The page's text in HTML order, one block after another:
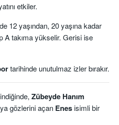
etkiler.
12 yaşından, 20 yaşına kadar
A takıma yükselir. Gerisi ise
tarihinde unutulmaz izler bırakır.
Zübeyde Hanım
gözlerini açan Enesisimli bir